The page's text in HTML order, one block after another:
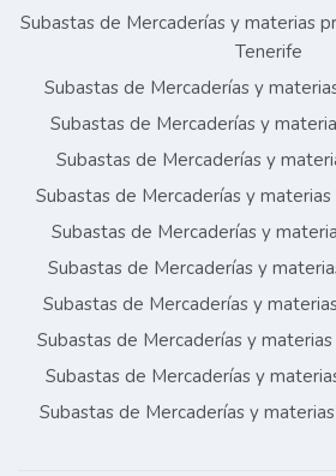
Subastas de Mercaderías y materias
Tenerife
Subastas de Mercaderías y
Subastas de Mercaderías y
Subastas de Mercaderías y
Subastas de Mercaderías y
Subastas de Mercaderías y
Subastas de Mercaderías y
Subastas de Mercaderías y
Subastas de Mercaderías y
Subastas de Mercaderías y
Subastas de Mercaderías y